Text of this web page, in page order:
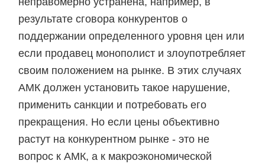
результате сговора конкурентов о
поддержании определенного уровня цен или
если продавец монополист и злоупотребляет
своим положением на рынке. В этих случаях
АМК должен установить такое нарушение,
применить санкции и потребовать его
прекращения. Но если цены объективно
растут на конкурентном рынке - это не
вопрос к АМК, а к макроэкономической